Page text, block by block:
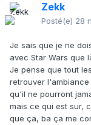
Zekk
Posté(e) 28
Je sais que je ne
avec Star Wars que
Je pense que tout
retrouver
qu'il ne pourront
mais ce qui est sur,
que ça, ba ça me